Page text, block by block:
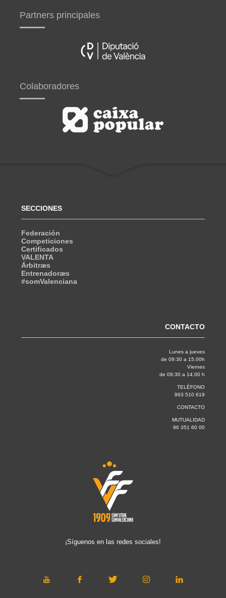
Partners principales
Colaboradores
SECCIONES
Federación
Competiciones
Certificados
VALENTA
Árbitræs
Entrenadoræs
#somValenciana
CONTACTO
Lunes a jueves
de 09:30 a 15.00h
Viernes
de 09:30 a 14.00 h
TELÉFONO
963 510 619
CONTACTO
MUTUALIDAD
96 351 60 00
¡Síguenos en las redes sociales!